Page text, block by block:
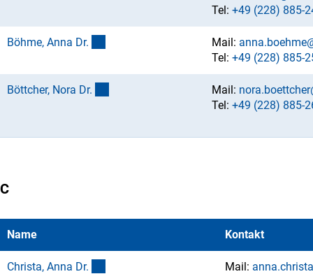
Tel:+49 (228) 885-
Böhme, Anna Dr. Mail:
Tel:+49 (228) 885-
Böttcher, Nora Dr. Mail:
Tel:+49 (228) 885-
C
Name Kontakt
Christa, Anna Dr. Mail: